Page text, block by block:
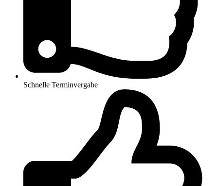
Schnelle Terminvergabe